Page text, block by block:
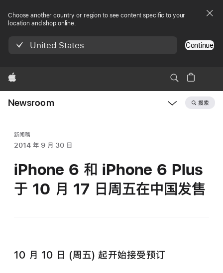
Choose another country or region to see content specific to your
location and shop online.
United States Continue
Apple
Newsroom 搜索
新闻稿
2014 年 9 月 30 日
iPhone 6 和 iPhone 6 Plus
于 10 月 17 日周五在中国发售
10 月 10 日 (周五) 起开始接受预订